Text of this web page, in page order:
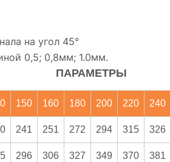
на угол 45°
0,5; 0,8мм; 1.0мм.
ПАРАМЕТРЫ
150 160 180 200 220 240
241 251 272 294 315 326
296 306 327 349 370 381